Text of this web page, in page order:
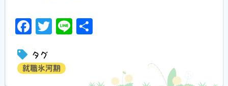
Facebook
Twitter
Line
タグ
就職氷河期